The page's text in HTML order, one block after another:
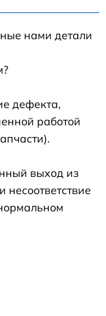
нами детали
дефекта,
работой
выход из
несоответствие